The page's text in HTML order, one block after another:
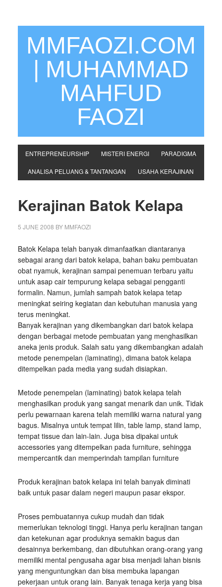
MMFAOZI.COM
| MUHAMMAD
MAHFUD
FAOZI
ENTREPRENEURSHIP MISTERI ENERGI PARADIGMA
ANALISA PELUANG & TANTANGAN USAHA KERAJINAN
Kerajinan Batok Kelapa
5 JUNE 2008 BY MMFAOZI
Batok Kelapa telah banyak dimanfaatkan diantaranya
sebagai arang dari batok kelapa, bahan baku pembuatan
obat nyamuk, kerajinan sampai penemuan terbaru yaitu
untuk asap cair tempurung kelapa sebagai pengganti
formalin. Namun, jumlah sampah batok kelapa tetap
meningkat seiring kegiatan dan kebutuhan manusia yang
terus meningkat.
Banyak kerajinan yang dikembangkan dari batok kelapa
dengan berbagai metode pembuatan yang menghasilkan
aneka jenis produk. Salah satu yang dikembangkan adalah
metode penempelan (laminating), dimana batok kelapa
ditempelkan pada media yang sudah disiapkan.
Metode penempelan (laminating) batok kelapa telah
menghasilkan produk yang sangat menarik dan unik. Tidak
perlu pewarnaan karena telah memiliki warna natural yang
bagus. Misalnya untuk tempat lilin, table lamp, stand lamp,
tempat tissue dan lain-lain. Juga bisa dipakai untuk
accessories yang ditempelkan pada furniture, sehingga
mempercantik dan memperindah tampilan furniture
Produk kerajinan batok kelapa ini telah banyak diminati
baik untuk pasar dalam negeri maupun pasar ekspor.
Proses pembuatannya cukup mudah dan tidak
memerlukan teknologi tinggi. Hanya perlu kerajinan tangan
dan ketekunan agar produknya semakin bagus dan
desainnya berkembang, dan dibutuhkan orang-orang yang
memiliki mental pengusaha agar bisa menjadi lahan bisnis
yang menguntungkan dan bisa membuka lapangan
pekerjaan untuk orang lain. Banyak tenaga kerja yang bisa